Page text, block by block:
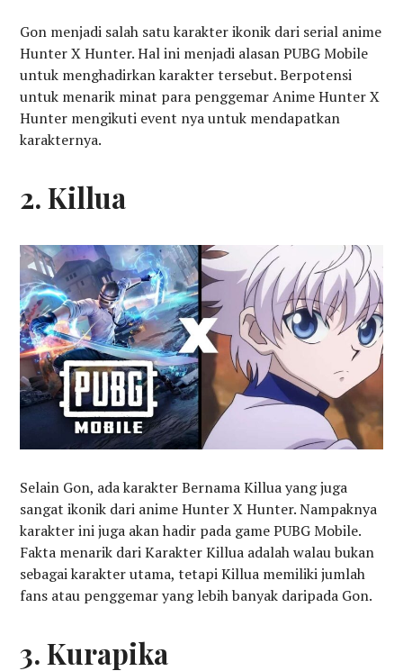
Gon menjadi salah satu karakter ikonik dari serial anime
Hunter X Hunter. Hal ini menjadi alasan PUBG Mobile
untuk menghadirkan karakter tersebut. Berpotensi
untuk menarik minat para penggemar Anime Hunter X
Hunter mengikuti event nya untuk mendapatkan
karakternya.
2. Killua
Selain Gon, ada karakter Bernama Killua yang juga
sangat ikonik dari anime Hunter X Hunter. Nampaknya
karakter ini juga akan hadir pada game PUBG Mobile.
Fakta menarik dari Karakter Killua adalah walau bukan
sebagai karakter utama, tetapi Killua memiliki jumlah
fans atau penggemar yang lebih banyak daripada Gon.
3. Kurapika